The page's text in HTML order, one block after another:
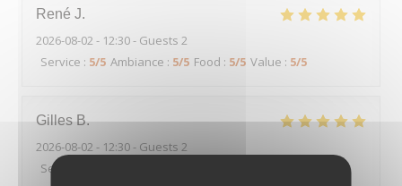
René J
2026-08-02- 12:30 - Guests 2
Service : 5/5 Ambiance : 5/5 Food : 5/5 Value : 5/5
Gilles B
2026-08-02 - 12:30 - Guests 2
Service